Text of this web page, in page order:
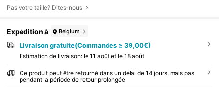
Pas votre taille? Dites-nous
Expédition à Belgium
Livraison gratuite(Commandes ≥ 39,00€)
Estimation de livraison: le 11 août et le 18 août
Ce produit peut être retourné dans un délai de 14 jours, mais pas
pendant la période de retour prolongée